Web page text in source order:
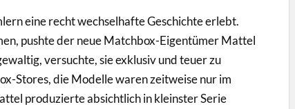
eine recht wechselhafte Geschichte erlebt.
pushte der neue Matchbox-Eigentümer Mattel
versuchte, sie exklusiv und teuer zu
Stores, die Modelle waren zeitweise nur im
produzierte absichtlich in kleinster Serie